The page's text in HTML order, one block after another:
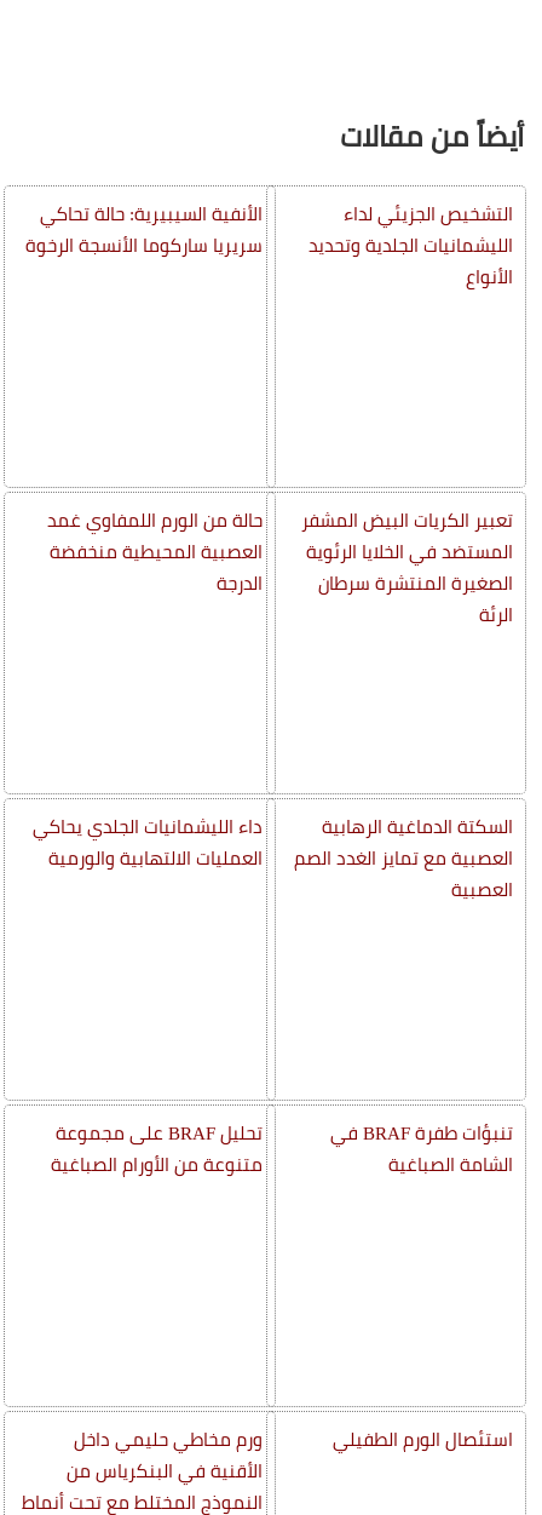
أيضاً من مقالات
التشخيص الجزيئي لداء
الليشمانيات الجلدية وتحديد
الأنواع
تعبير الكريات البيض المشفر
المستضد في الخلايا الرئوية
الصغيرة المنتشرة سرطان
الرئة
السكتة الدماغية الرهابية
العصبية مع تمايز الغدد الصم
العصبية
تنبؤات طفرة BRAF في
الشامة الصباغية
استئصال الورم الطفيلي
الأنفية السيبيرية: حالة تحاكي
سريريا ساركوما الأنسجة الرخوة
حالة من الورم اللمفاوي غمد
العصبية المحيطية منخفضة
الدرجة
داء الليشمانيات الجلدي يحاكي
العمليات الالتهابية والورمية
تحليل BRAF على مجموعة
متنوعة من الأورام الصباغية
ورم مخاطي حليمي داخل
الأقنية في البنكرياس من
النموذج المختلط مع تحت أنماط